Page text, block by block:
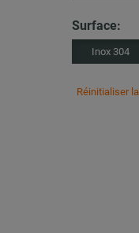
Surface:
Inox 304
Réinitialiser